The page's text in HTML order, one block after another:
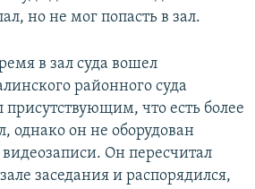
но не мог попасть в зал.
в зал суда вошел
районного суда
что есть более
однако он не оборудован
Он пересчитал
заседания и распорядился,